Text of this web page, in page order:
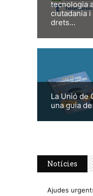
tecnologia
ciutadania
drets...
La Unió de
una guia
Notícies
Ajudes